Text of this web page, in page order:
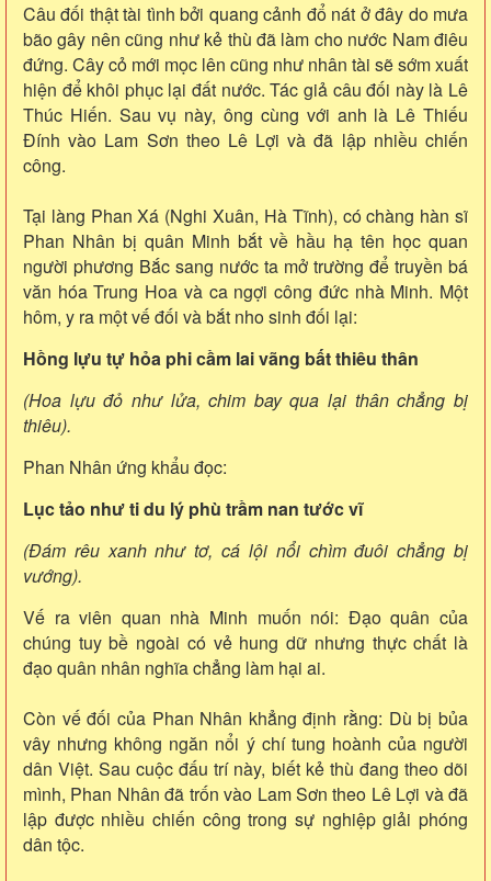
Câu đối thật tài tình bởi quang cảnh đổ nát ở đây do mưa
bão gây nên cũng như kẻ thù đã làm cho nước Nam điêu
đứng. Cây cỏ mới mọc lên cũng như nhân tài sẽ sớm xuất
hiện để khôi phục lại đất nước. Tác giả câu đối này là Lê
Thúc Hiến. Sau vụ này, ông cùng với anh là Lê Thiếu
Đính vào Lam Sơn theo Lê Lợi và đã lập nhiều chiến
công.
Tại làng Phan Xá (Nghi Xuân, Hà Tĩnh), có chàng hàn sĩ
Phan Nhân bị quân Minh bắt về hầu hạ tên học quan
người phương Bắc sang nước ta mở trường để truyền bá
văn hóa Trung Hoa và ca ngợi công đức nhà Minh. Một
hôm, y ra một vế đối và bắt nho sinh đối lại:
Hồng lựu tự hỏa phi cầm lai vãng bất thiêu thân
(Hoa lựu đỏ như lửa, chim bay qua lại thân chẳng bị
thiêu).
Phan Nhân ứng khẩu đọc:
Lục tảo như ti du lý phù trầm nan tước vĩ
(Đám rêu xanh như tơ, cá lội nổi chìm đuôi chẳng bị
vướng).
Vế ra viên quan nhà Minh muốn nói: Đạo quân của
chúng tuy bề ngoài có vẻ hung dữ nhưng thực chất là
đạo quân nhân nghĩa chẳng làm hại ai.
Còn vế đối của Phan Nhân khẳng định rằng: Dù bị bủa
vây nhưng không ngăn nổi ý chí tung hoành của người
dân Việt. Sau cuộc đấu trí này, biết kẻ thù đang theo dõi
mình, Phan Nhân đã trốn vào Lam Sơn theo Lê Lợi và đã
lập được nhiều chiến công trong sự nghiệp giải phóng
dân tộc.